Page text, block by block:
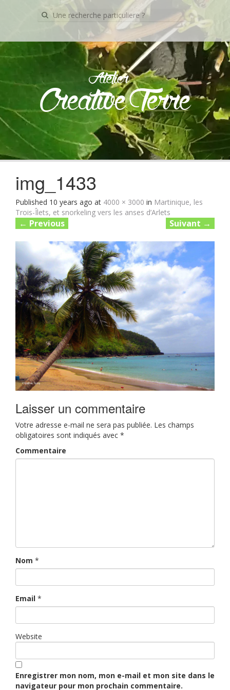
Recherche
pour:
Atelier
Creative Terre
Skip
to
img_1433
Published 10 years ago at 4000 × 3000 in Martinique, les
Trois-Îlets, et snorkeling vers les anses d’Arlets
← Previous Suivant →
Laisser un commentaire
Votre adresse e-mail ne sera pas publiée. Les champs
obligatoires sont indiqués avec *
Commentaire
Nom *
Email *
Website
Enregistrer mon nom, mon e-mail et mon site dans le
navigateur pour mon prochain commentaire.